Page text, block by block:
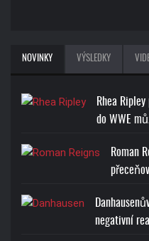
NOVINKY VÝSLEDKY
Rhea
do WWE
Roman
negativní